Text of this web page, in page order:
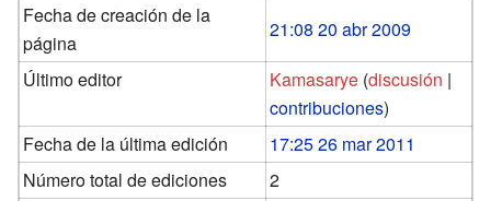
Fecha de creación de la
página
21:08 20 abr 2009
Último editor
Kamasarye (discusión |
contribuciones)
Fecha de la última edición
17:25 26 mar 2011
Número total de ediciones
2